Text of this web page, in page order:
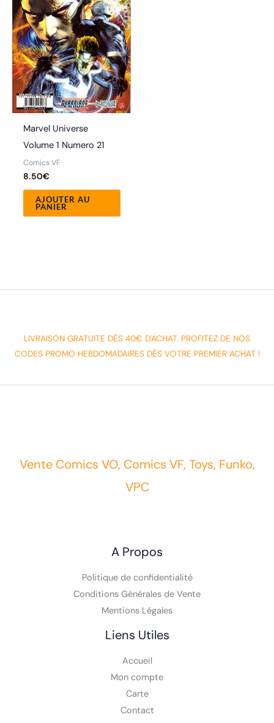
Marvel Universe
Volume 1 Numero 21
Comics VF
8.50€
AJOUTER AU
PANIER
LIVRAISON GRATUITE DÈS 40€ D'ACHAT. PROFITEZ DE NOS
CODES PROMO HEBDOMADAIRES DÈS VOTRE PREMIER ACHAT !
Vente Comics VO, Comics VF, Toys, Funko,
VPC
A Propos
Politique de confidentialité
Conditions Générales de Vente
Mentions Légales
Liens Utiles
Accueil
Mon compte
Carte
Contact